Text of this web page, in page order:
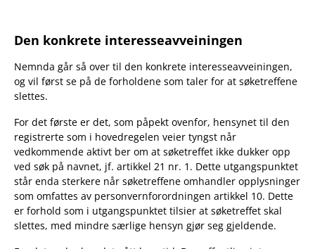
Den konkrete interesseavveiningen
Nemnda går så over til den konkrete interesseavveiningen,
og vil først se på de forholdene som taler for at søketreffene
slettes.
For det første er det, som påpekt ovenfor, hensynet til den
registrerte som i hovedregelen veier tyngst når
vedkommende aktivt ber om at søketreffet ikke dukker opp
ved søk på navnet, jf. artikkel 21 nr. 1. Dette utgangspunktet
står enda sterkere når søketreffene omhandler opplysninger
som omfattes av personvernforordningen artikkel 10. Dette
er forhold som i utgangspunktet tilsier at søketreffet skal
slettes, med mindre særlige hensyn gjør seg gjeldende.